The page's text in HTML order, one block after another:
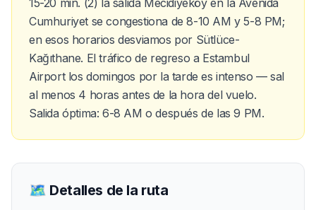
15-20 min. (2) la salida Mecidiyeköy en la Avenida
Cumhuriyet se congestiona de 8-10 AM y 5-8 PM;
en esos horarios desviamos por Sütlüce-
Kağıthane. El tráfico de regreso a Estambul
Airport los domingos por la tarde es intenso — sal
al menos 4 horas antes de la hora del vuelo.
Salida óptima: 6-8 AM o después de las 9 PM.
🗺️ Detalles de la ruta